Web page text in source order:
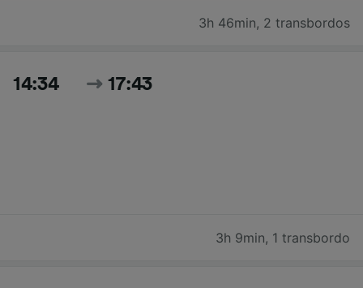
3h 46min, 2 transbordos
14:34 17:43
3h 9min, 1 transbordo